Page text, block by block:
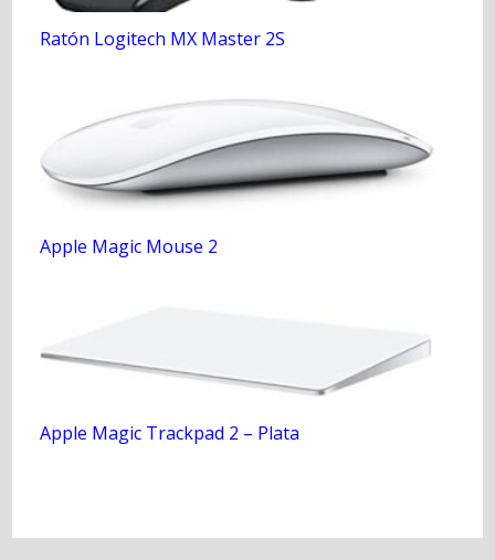
Ratón Logitech MX Master 2S
Apple Magic Mouse 2
Apple Magic Trackpad 2 – Plata